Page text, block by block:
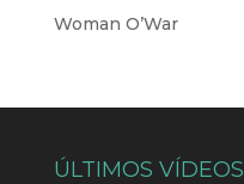
Woman O’War
ÚLTIMOS VÍDEOS